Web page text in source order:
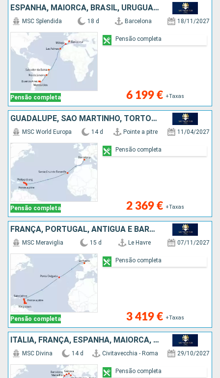
ESPANHA, MAIORCA, BRASIL, URUGUAI, ARGENTINA
Pensão completa
MSC Splendida 18 d Barcelona 18/11/2027
6 199 € +Taxas
Pensão completa
GUADALUPE, SÃO MARTINHO, TORTOLA, ANTÍGUA E BARBUDA, TENERIFE, ESPANHA
Pensão completa
MSC World Europa 14 d Pointe a pitre 11/04/2027
2 369 € +Taxas
Pensão completa
FRANÇA, PORTUGAL, ANTÍGUA E BARBUDA, ST VINCENT E GRENADINES, BARBADOS, MARTINICA, GUADALUPE
Pensão completa
MSC Meraviglia 15 d Le Havre 07/11/2027
3 419 € +Taxas
Pensão completa
ITÁLIA, FRANÇA, ESPANHA, MAIORCA, BRASIL
MSC Divina 14 d Civitavecchia - Roma 29/10/2027
Pensão completa